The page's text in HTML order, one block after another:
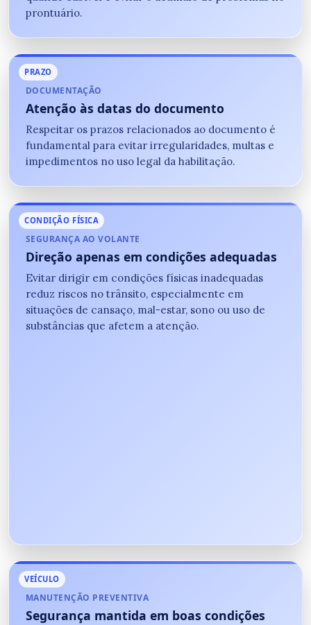
prontuário.
PRAZO
DOCUMENTAÇÃO
Atenção às datas do documento
Respeitar os prazos relacionados ao documento é
fundamental para evitar irregularidades, multas e
impedimentos no uso legal da habilitação.
CONDIÇÃO FÍSICA
SEGURANÇA AO VOLANTE
Direção apenas em condições adequadas
Evitar dirigir em condições físicas inadequadas
reduz riscos no trânsito, especialmente em
situações de cansaço, mal-estar, sono ou uso de
substâncias que afetem a atenção.
VEÍCULO
MANUTENÇÃO PREVENTIVA
Segurança mantida em boas condições